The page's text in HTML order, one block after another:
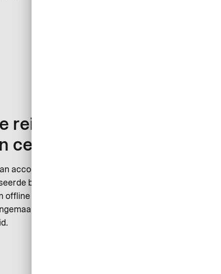
reisleveranciers via onze
centrale UATP-rekening
accommodatie en vervoer tot pakketreizen, visa en
betaaloplossing die naadloos in uw workflow kan
aankopen worden afgerekend via één rekening
De betalingen vinden dus plaats zonder